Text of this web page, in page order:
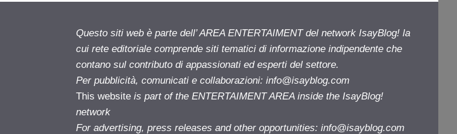
Questo siti web è parte dell’ AREA ENTERTAIMENT del network IsayBlog! la
cui rete editoriale comprende siti tematici di informazione indipendente che
contano sul contributo di appassionati ed esperti del settore.
Per pubblicità, comunicati e collaborazioni: info@isayblog.com
This website is part of the ENTERTAIMENT AREA inside the IsayBlog!
network
For advertising, press releases and other opportunities: info@isayblog.com